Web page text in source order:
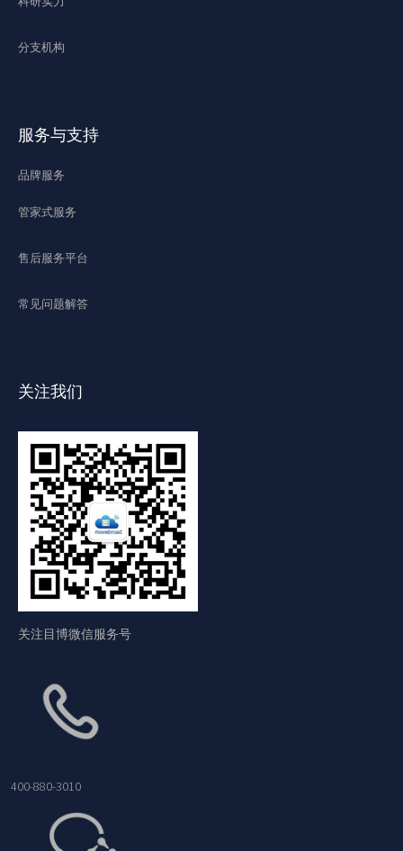
分支机构
服务与支持
品牌服务
管家式服务
售后服务平台
常见问题解答
关注我们
关注目博微信服务号
400-880-3010